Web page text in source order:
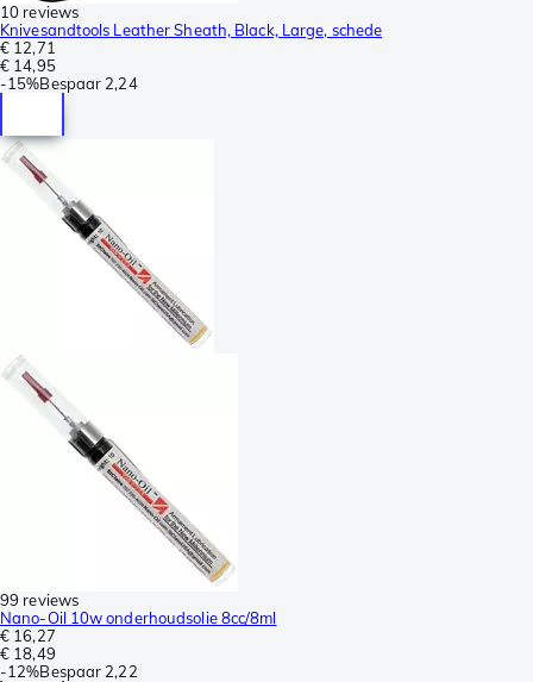
10 reviews
Knivesandtools Leather Sheath, Black, Large, schede
€ 12,71
€ 14,95
-15%Bespaar 2,24
99 reviews
Nano-Oil 10w onderhoudsolie 8cc/8ml
€ 16,27
€ 18,49
-12%Bespaar 2,22